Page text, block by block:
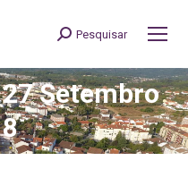
Search:
Pesquisar
Setembro